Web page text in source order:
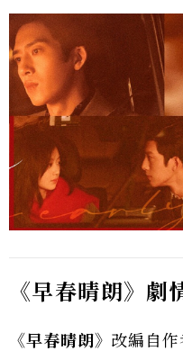
《早春晴朗》劇
《早春晴朗》 改編自